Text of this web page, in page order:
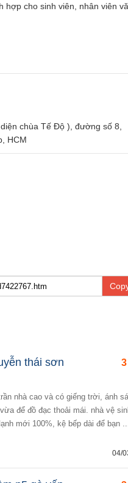
hợp cho sinh viên, nhân viên
chùa Tế Độ ), đường số 8,
HCM
thái sơn
để đồ đạc thoải mái. nhà vệ
mới 100%, kệ bếp dài để bạn
04/